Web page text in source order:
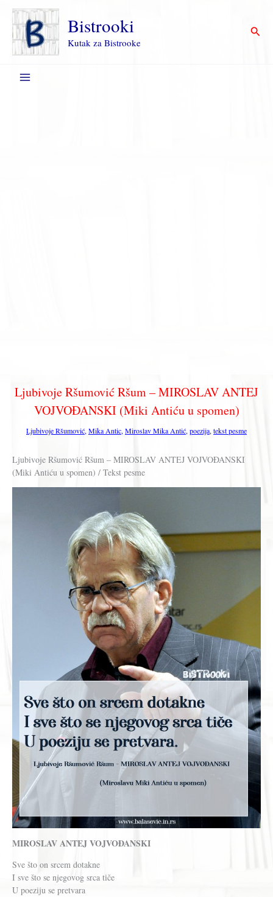
Пређи
садржај
Bistrooki
Kutak za Bistrooke
Ljubivoje Ršumović Ršum – MIROSLAV ANTEJ
VOJVOĐANSKI (Miki Antiću u spomen)
Ljubivoje Ršumović, Mika Antic, Miroslav Mika Antić, poezija, tekst pesme
Ljubivoje Ršumović Ršum – MIROSLAV ANTEJ VOJVOĐANSKI
(Miki Antiću u spomen) / Tekst pesme
MIROSLAV ANTEJ VOJVOĐANSKI
Sve što on srcem dotakne
I sve što se njegovog srca tiče
U poeziju se pretvara